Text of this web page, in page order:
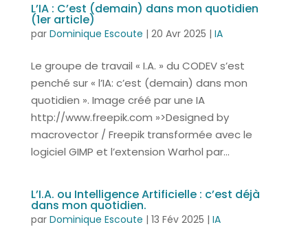
L’IA : C’est (demain) dans mon quotidien
(1er article)
par Dominique Escoute | 20 Avr 2025 | IA
Le groupe de travail « I.A. » du CODEV s’est
penché sur « l’IA: c’est (demain) dans mon
quotidien ». Image créé par une IA
http://www.freepik.com »>Designed by
macrovector / Freepik transformée avec le
logiciel GIMP et l’extension Warhol par...
L’I.A. ou Intelligence Artificielle : c’est déjà
dans mon quotidien.
par Dominique Escoute | 13 Fév 2025 | IA